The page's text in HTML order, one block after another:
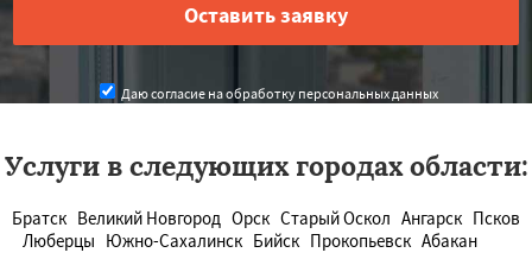
Даю согласие на обработку персональных данных
Услуги в следующих городах области:
Братск Великий Новгород Орск Старый Оскол Ангарск Псков
Люберцы Южно-Сахалинск Бийск Прокопьевск Абакан